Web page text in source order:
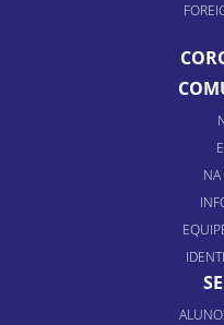
NA